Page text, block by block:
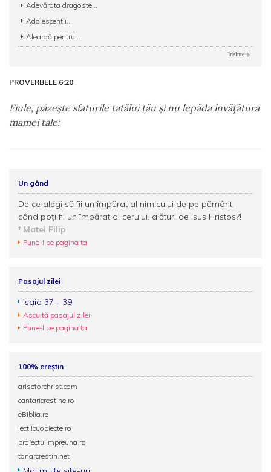
Adevărata dragoste...
Adolescenții...
Aleargă pentru...
Inainte
PROVERBELE 6:20
Fiule, păzeşte sfaturile tatălui tău şi nu lepăda învăţătura
mamei tale:
Un gând
De ce alegi să fii un împărat al nimicului de pe pământ,
când poţi fii un împărat al cerului, alături de Isus Hristos?!
Matei Filip
Pune-l pe pagina ta
Pasajul zilei
Isaia 37 - 39
Ascultă pasajul zilei
Pune-l pe pagina ta
100% creștin
ariseforchrist.com
cantaricrestine.ro
eBiblia.ro
lectiicuobiecte.ro
proiectulimpreuna.ro
tanarcrestin.net